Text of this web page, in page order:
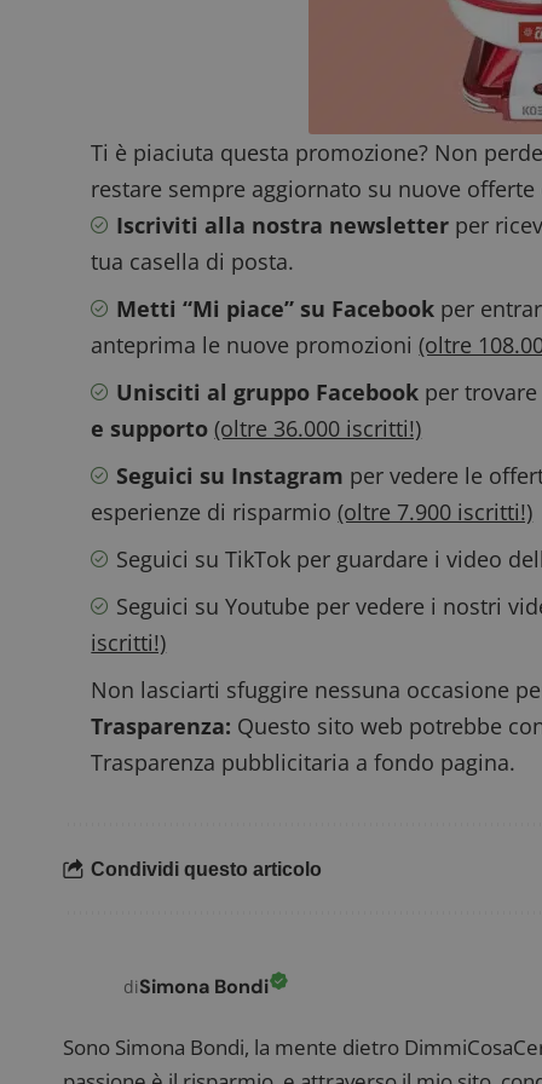
Ti è piaciuta questa promozione? Non
restare sempre aggiornato su nuove offerte
Iscriviti alla nostra newsletter per
tua casella di posta.
Metti “Mi piace” su Facebook per
anteprima le nuove promozioni(oltre
Unisciti al gruppo Facebook per
e supporto (oltre 36.000 iscritti!)
Seguici su Instagram per vedere le
esperienze di risparmio(oltre 7.900 iscritti!)
Seguici su TikTok per guardare i video
Seguici su Youtube per vedere i nostri
iscritti!)
Non lasciarti sfuggire nessuna occasione
Trasparenza: Questo sito web potrebbe
Trasparenza pubblicitaria a fondo pagina.
Condividi questo articolo
diSimona Bondi
Sono Simona Bondi, la mente dietro
FCCDCF
__eoi
Nome
test_cookie